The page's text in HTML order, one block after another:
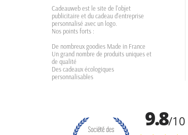
Cadeauweb est le site de l'objet
publicitaire et du cadeau d'entreprise
personnalisé avec un logo.
Nos points forts :
De nombreux goodies Made in France
Un grand nombre de produits uniques et
de qualité
Des cadeaux écologiques
personnalisables